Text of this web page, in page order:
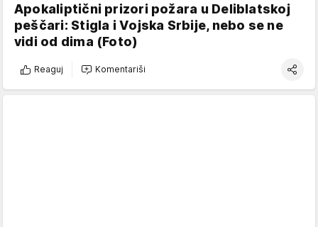
Apokaliptični prizori požara u Deliblatskoj
peščari: Stigla i Vojska Srbije, nebo se ne
vidi od dima (Foto)
Reaguj Komentariši